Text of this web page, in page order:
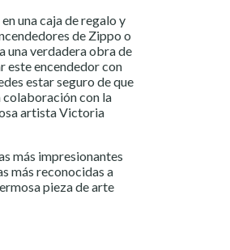
una caja de regalo y
de Zippo o
una verdadera obra de
este encendedor con
estar seguro de que
colaboración con la
artista Victoria
más impresionantes
más reconocidas a
pieza de arte